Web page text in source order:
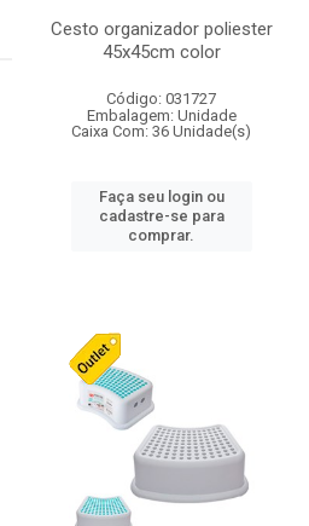
Cesto organizador poliester
45x45cm color
Código: 031727
Embalagem: Unidade
Caixa Com: 36 Unidade(s)
Faça seu login ou
cadastre-se para
comprar.